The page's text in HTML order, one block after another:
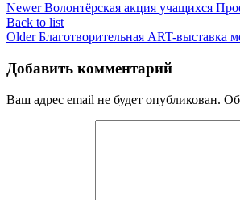
Newer Волонтёрская акция учащихся
Back to list
Older Благотворительная ART-
Добавить комментарий
Ваш адрес email не будет опубликован.